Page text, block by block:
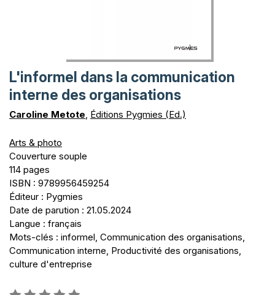
L'informel dans la communication
interne des organisations
Caroline Metote, Éditions Pygmies (Ed.)
Arts & photo
Couverture souple
114 pages
ISBN : 9789956459254
Éditeur : Pygmies
Date de parution : 21.05.2024
Langue : français
Mots-clés : informel, Communication des organisations,
Communication interne, Productivité des organisations,
culture d'entreprise
Évaluation: